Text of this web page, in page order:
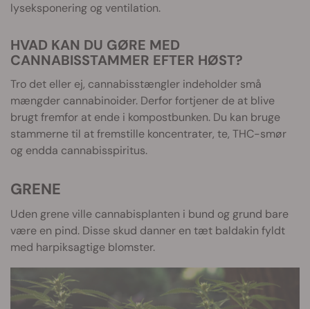
lyseksponering og ventilation.
HVAD KAN DU GØRE MED
CANNABISSTAMMER EFTER HØST?
Tro det eller ej, cannabisstængler indeholder små
mængder cannabinoider. Derfor fortjener de at blive
brugt fremfor at ende i kompostbunken. Du kan bruge
stammerne til at fremstille koncentrater, te, THC-smør
og endda cannabisspiritus.
GRENE
Uden grene ville cannabisplanten i bund og grund bare
være en pind. Disse skud danner en tæt baldakin fyldt
med harpiksagtige blomster.